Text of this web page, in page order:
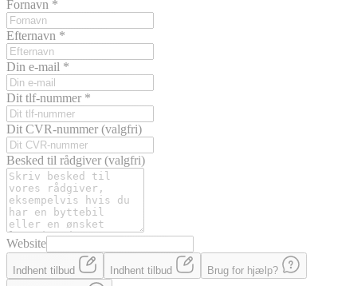
Fornavn *
Efternavn *
Din e-mail *
Dit tlf-nummer *
Dit CVR-nummer (valgfri)
Besked til rådgiver (valgfri)
Website
Indhent tilbud Indhent tilbud Brug for hjælp?